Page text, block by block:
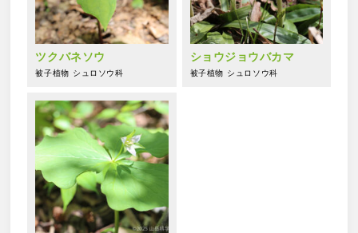
ツクバネソウ
被子植物 シュロソウ科
ショウジョウバカマ
被子植物 シュロソウ科